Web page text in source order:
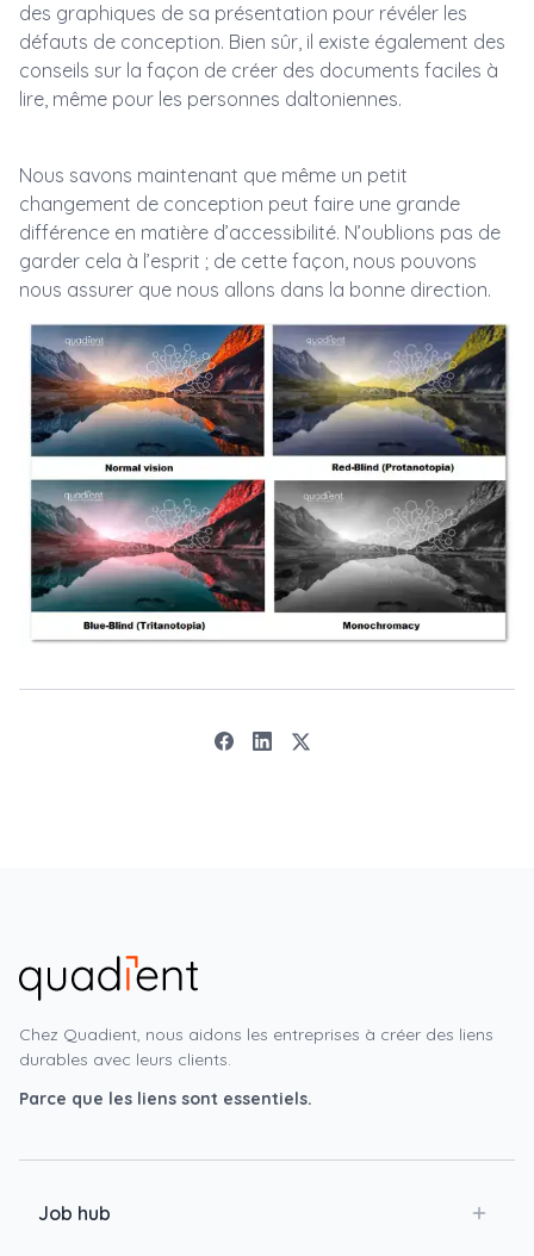
des graphiques de sa présentation pour révéler les
défauts de conception. Bien sûr, il existe également des
conseils sur la façon de créer des documents faciles à
lire, même pour les personnes daltoniennes.
Nous savons maintenant que même un petit
changement de conception peut faire une grande
différence en matière d’accessibilité. N’oublions pas de
garder cela à l’esprit ; de cette façon, nous pouvons
nous assurer que nous allons dans la bonne direction.
Chez Quadient, nous aidons les entreprises à créer des liens
durables avec leurs clients.
Parce que les liens sont essentiels.
Job hub